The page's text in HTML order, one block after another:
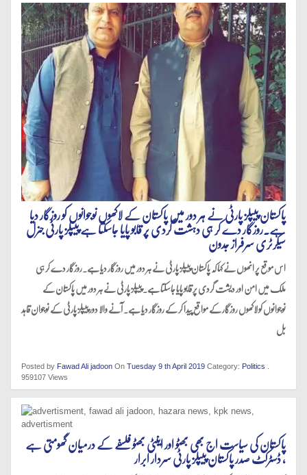
پاکستان پیپلز پارٹی نے ہر دور میں پاکستان کے لاکھوں نوجوانوں کو روزگار دیا
ہے.روزگار دے کر ہی دہشت گردی پر قابو پایا جاسکتا ہے پیپلز پارٹی جنرل
سیکرٹری سرفراز جدون
اس موقع پر انھوں نے کہا کہ پاکستان پیپلز پارٹی نے ہر دور میں روزگار دیا ہے.روزگار دے کر ہی
ملک میں امن اور دیشت گردی پر قابو پایا جاسکتا ہے. پیپلز پارٹی نے ہر دور میں پاکستان کے
نوجوانوں کو لاکھوں روزگار کے مواقع پیدا کر کے روزگار دیا ہے. آنے والا دور پیپلز پارٹی کے نوجوان قاہد
بل
Posted by Fawad Ali jadoon On Tuesday 9 th April 2019 Category: Politics
959107 Views
پاکستان کی سیاست اج بھی بھٹو اور اینٹی بھٹو فلسفے کے درمیان گھومتی ہے
، ڈسٹرکٹ صدر پاکستان پیپلز پارٹی سردار ابرار